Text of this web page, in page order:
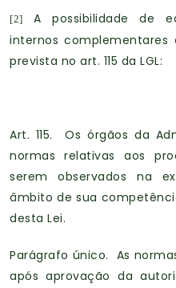
[2]
A possibilidade de
internos complementares
prevista no art. 115 da LGL:
Art. 115. Os órgãos da
normas relativas aos
serem observados na
âmbito de sua
desta Lei.
Parágrafo único. As
após aprovação da